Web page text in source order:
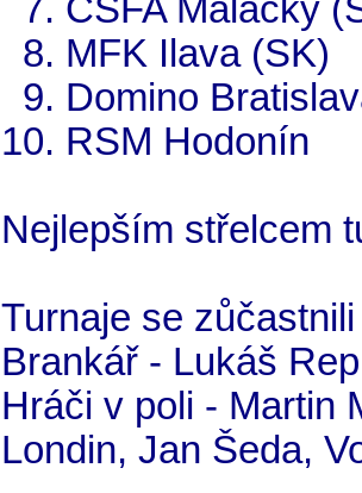
7. ČSFA Malacky
8. MFK Ilava (SK)
9. Domino
10. RSM Hodonín
Nejlepším střelcem
Turnaje se
Brankář - Lukáš
Hráči v poli - Martin
Londin, Jan Šeda,